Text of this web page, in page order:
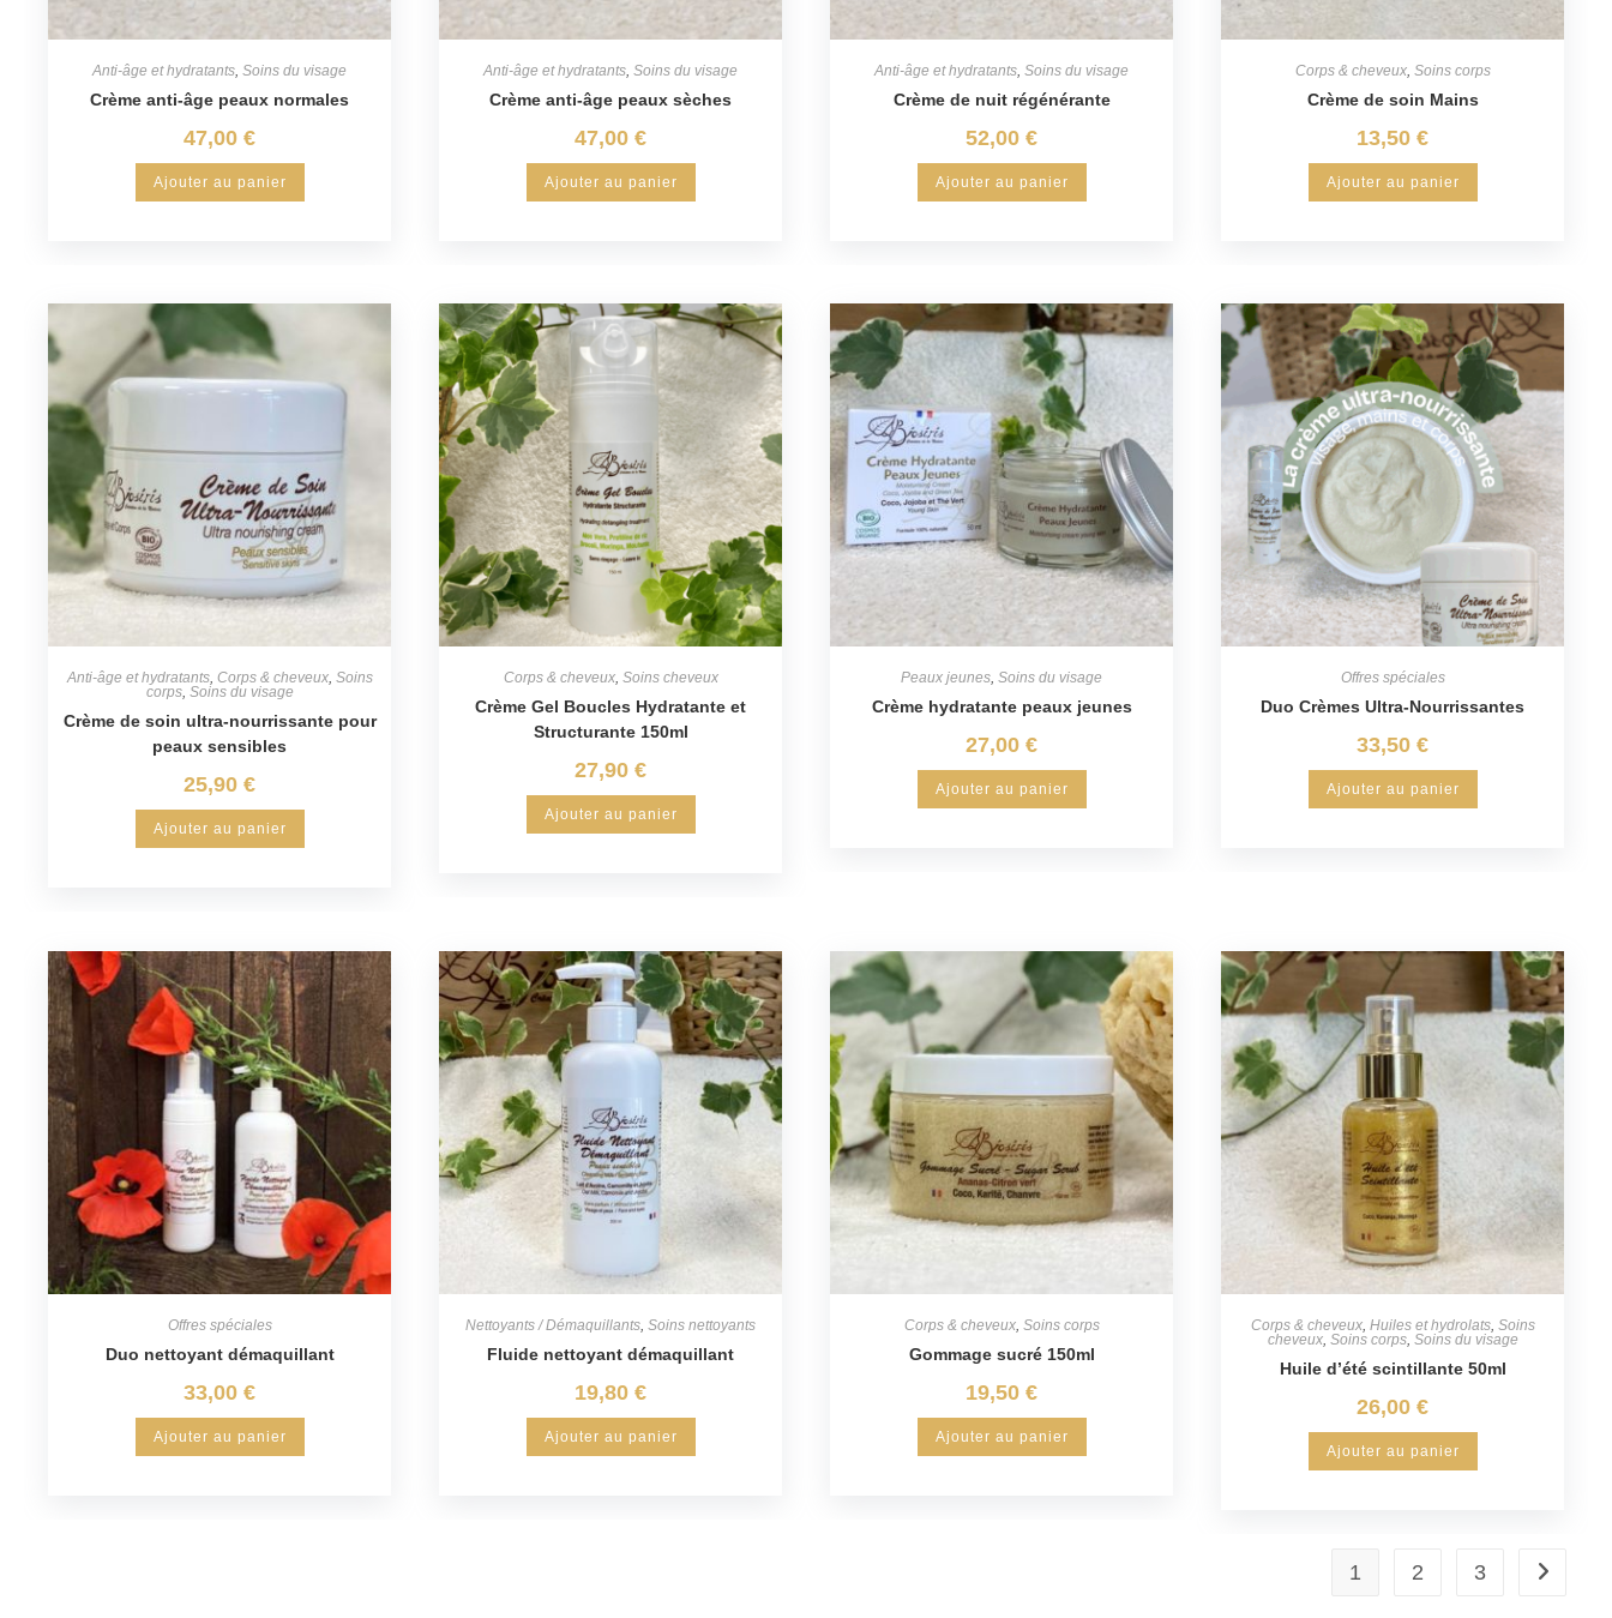
Anti-âge et hydratants Soins du visage
Crème anti-âge peaux normales
47,00 €
Ajouter au panier
Anti-âge et hydratants Soins du visage
Crème anti-âge peaux sèches
47,00 €
Ajouter au panier
Anti-âge et hydratants Soins du visage
Crème de nuit régénérante
52,00 €
Ajouter au panier
Corps & cheveux, Soins corps
Crème de soin Mains
13,50 €
Ajouter au panier
Anti-âge et hydratants, Corps & cheveux, Soins
corps, Soins du visage
Crème de soin ultra-nourrissante pour
peaux sensibles
25,90 €
Ajouter au panier
Corps & cheveux, Soins cheveux
Crème Gel Boucles Hydratante et
Structurante 150ml
27,90 €
Ajouter au panier
Peaux jeunes, Soins du visage
Crème hydratante peaux jeunes
27,00 €
Ajouter au panier
Offres spéciales
Duo Crèmes Ultra-Nourrissantes
33,50 €
Ajouter au panier
Offres spéciales
Duo nettoyant démaquillant
33,00 €
Ajouter au panier
Nettoyants / Démaquillants Soins nettoyants
Fluide nettoyant démaquillant
19,80 €
Ajouter au panier
Corps & cheveux, Soins corps
Gommage sucré 150ml
19,50 €
Ajouter au panier
Corps & cheveux, Huiles et hydrolats, Soins
cheveux, Soins corps, Soins du visage
Huile d’été scintillante 50ml
26,00 €
Ajouter au panier
1 2 3